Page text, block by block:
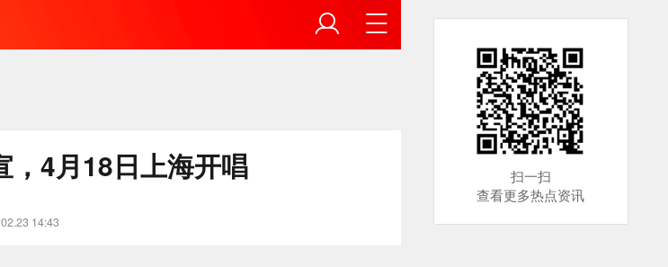
，4月18日上海开唱
02.23 14:43
扫一扫
查看更多热点资讯